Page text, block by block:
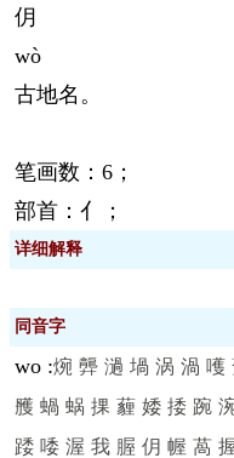
仴
wò
古地名。
笔画数：6；
部首：亻；
详细解释
同音字
wo :焥 龏 濄 堝 涡 渦 嚄
雘 蝸 蜗 捰 薶 婑 捼 踠
踒 唩 渥 我 腛 仴 幄 萵